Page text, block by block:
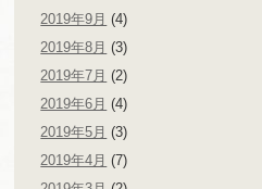
2019年9月 (4)
2019年8月 (3)
2019年7月 (2)
2019年6月 (4)
2019年5月 (3)
2019年4月 (7)